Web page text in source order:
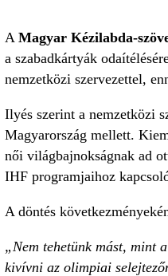
A Magyar Kézilabda-
a szabadkártyák
nemzetközi szervezettel,
Ilyés szerint a nemzetközi
Magyarország mellett.
női világbajnokságnak ad
IHF programjaihoz
A döntés
„Nem tehetünk mást, mint
kivívni az olimpiai